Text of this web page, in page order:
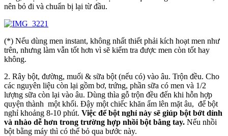
nên bỏ đi và chuẩn bị lại từ đầu.
(*) Nếu dùng men instant, không nhất thiết phải kích hoạt men như
trên, nhưng làm vẫn tốt hơn vì sẽ kiểm tra được men còn tốt hay
không.
2. Rây bột, đường, muối & sữa bột (nếu có) vào âu. Trộn đều. Cho
các nguyên liệu còn lại gồm bơ, trứng, phần sữa có men và 1/2
lượng sữa còn lại vào âu. Dùng thìa gỗ trộn đều đến khi hỗn hợp
quyện thành một khối. Đậy một chiếc khăn ẩm lên mặt âu, để bột
nghỉ khoảng 8-10 phút. Việc để bột nghỉ này sẽ giúp bột bớt dính
và nhào dễ hơn trong trường hợp nhồi bột bằng tay. Nếu nhồi
bột bằng máy thì có thể bỏ qua bước này.